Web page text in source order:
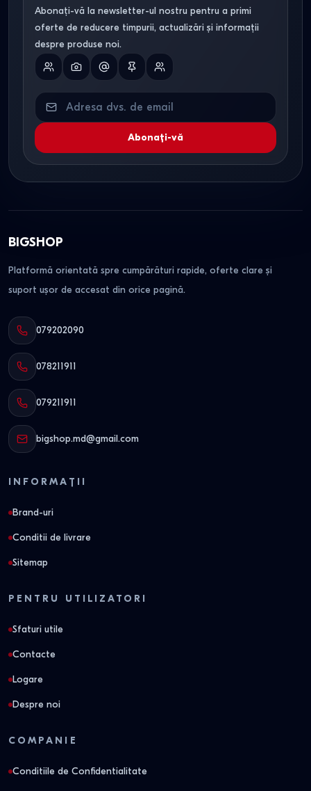
Abonați-vă la newsletter-ul nostru pentru a primi
oferte de reducere timpurii, actualizări și informații
despre produse noi.
Abonați-vă
BIGSHOP
Platformă orientată spre cumpărături rapide, oferte clare și
suport ușor de accesat din orice pagină.
079202090
078211911
079211911
bigshop.md@gmail.com
INFORMAȚII
Brand-uri
Conditii de livrare
Sitemap
PENTRU UTILIZATORI
Sfaturi utile
Contacte
Logare
Despre noi
COMPANIE
Conditiile de Confidentialitate